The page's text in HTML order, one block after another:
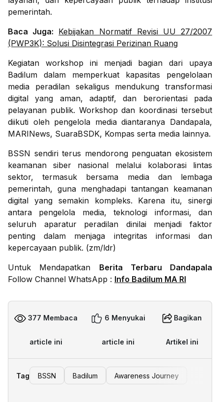
pemerintah.
Baca Juga: Kebijakan Normatif Revisi UU 27/2007
(PWP3K): Solusi Disintegrasi Perizinan Ruang
Kegiatan workshop ini menjadi bagian dari upaya
Badilum dalam memperkuat kapasitas pengelolaan
media peradilan sekaligus mendukung transformasi
digital yang aman, adaptif, dan berorientasi pada
pelayanan publik. Workshop dan koordinasi tersebut
diikuti oleh pengelola media diantaranya Dandapala,
MARINews, SuaraBSDK, Kompas serta media lainnya.
BSSN sendiri terus mendorong penguatan ekosistem
keamanan siber nasional melalui kolaborasi lintas
sektor, termasuk bersama media dan lembaga
pemerintah, guna menghadapi tantangan keamanan
digital yang semakin kompleks. Karena itu, sinergi
antara pengelola media, teknologi informasi, dan
seluruh aparatur peradilan dinilai menjadi faktor
penting dalam menjaga integritas informasi dan
kepercayaan publik. (zm/ldr)
Untuk Mendapatkan Berita Terbaru Dandapala
Follow Channel WhatsApp : Info Badilum MA RI
377 Membaca
article ini
6 Menyukai
article ini
Bagikan
Artikel ini
Tag BSSN Badilum Awareness Journey